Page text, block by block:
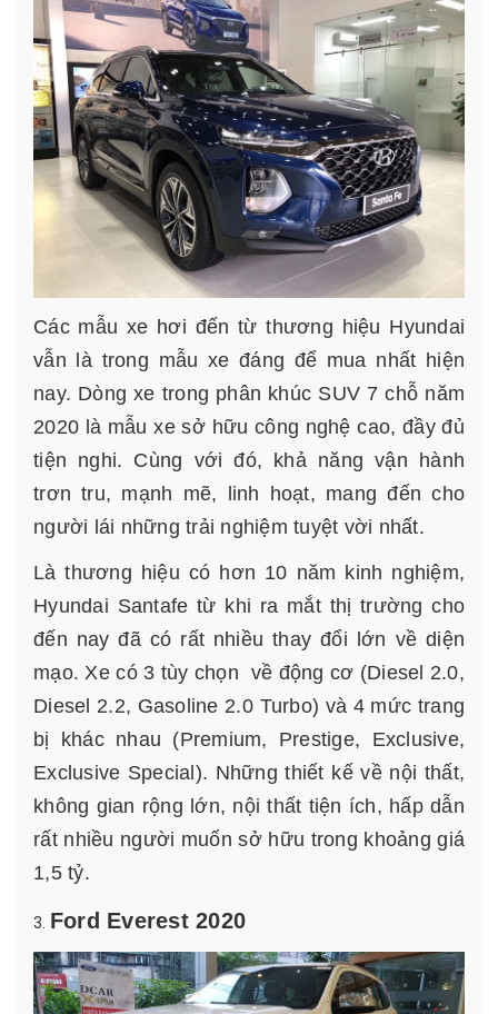
Các mẫu xe hơi đến từ thương hiệu Hyundai
vẫn là trong mẫu xe đáng để mua nhất hiện
nay. Dòng xe trong phân khúc SUV 7 chỗ năm
2020 là mẫu xe sở hữu công nghệ cao, đầy đủ
tiện nghi. Cùng với đó, khả năng vận hành
trơn tru, mạnh mẽ, linh hoạt, mang đến cho
người lái những trải nghiệm tuyệt vời nhất.
Là thương hiệu có hơn 10 năm kinh nghiệm,
Hyundai Santafe từ khi ra mắt thị trường cho
đến nay đã có rất nhiều thay đổi lớn về diện
mạo. Xe có 3 tùy chọn về động cơ (Diesel 2.0,
Diesel 2.2, Gasoline 2.0 Turbo) và 4 mức trang
bị khác nhau (Premium, Prestige, Exclusive,
Exclusive Special). Những thiết kế về nội thất,
không gian rộng lớn, nội thất tiện ích, hấp dẫn
rất nhiều người muốn sở hữu trong khoảng giá
1,5 tỷ.
Ford Everest 2020